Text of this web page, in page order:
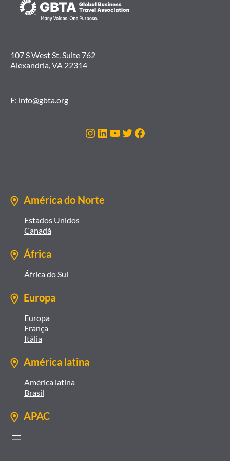
107 S West St. Suite 762
Alexandria, VA 22314
E: info@gbta.org
Instagram
LinkedIn
Youtube
Twitter
Facebook
América do Norte
Estados Unidos
Canadá
África
África do Sul
Europa
Europa
França
Itália
América latina
América latina
Brasil
APAC